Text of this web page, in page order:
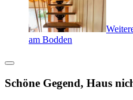
am Bodden
Schöne Gegend, Haus